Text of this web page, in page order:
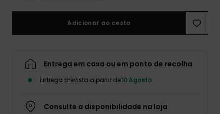
Adicionar ao cesto
Entrega em casa ou em ponto de recolha
Entrega prevista a partir de10 Agosto
Consulte a disponibilidade na loja